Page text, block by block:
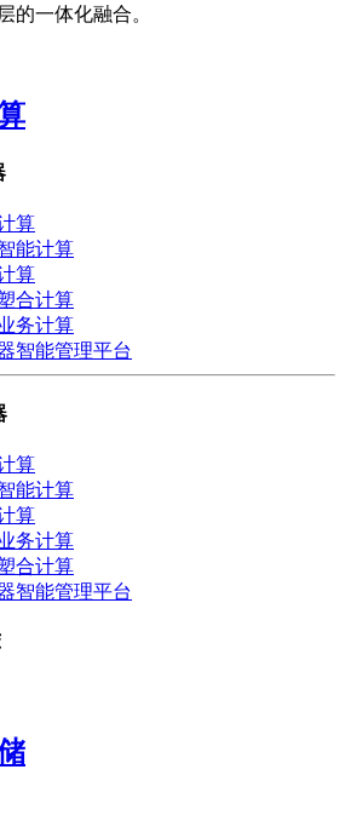
的一体化融合。
算
能计算
算
合计算
务计算
智能管理平台
算
能计算
算
务计算
合计算
智能管理平台